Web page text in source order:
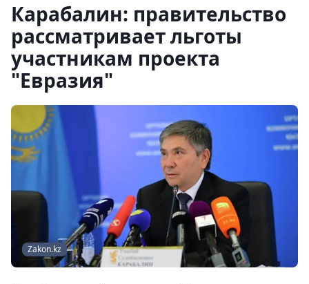
Карабалин: правительство
рассматривает льготы
участникам проекта
"Евразия"
Zakon.kz